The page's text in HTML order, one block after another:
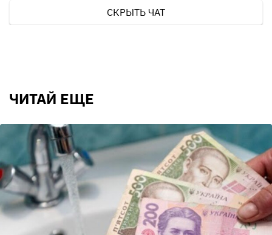
СКРЫТЬ ЧАТ
ЧИТАЙ ЕЩЕ